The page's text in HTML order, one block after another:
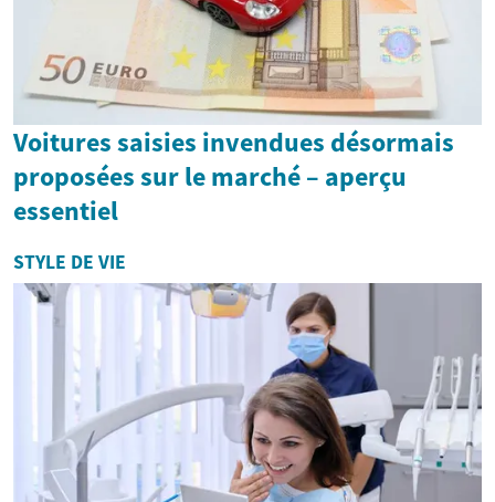
Voitures saisies invendues désormais
proposées sur le marché – aperçu
essentiel
STYLE DE VIE